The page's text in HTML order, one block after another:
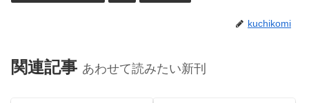
kuchikomi
関連記事 あわせて読みたい新刊